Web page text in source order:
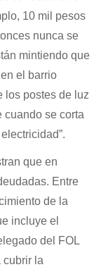
10 mil pesos
nunca se
mintiendo que
el barrio
los postes de luz
cuando se corta
que en
Entre
de la
incluye el
del FOL
cubrir la